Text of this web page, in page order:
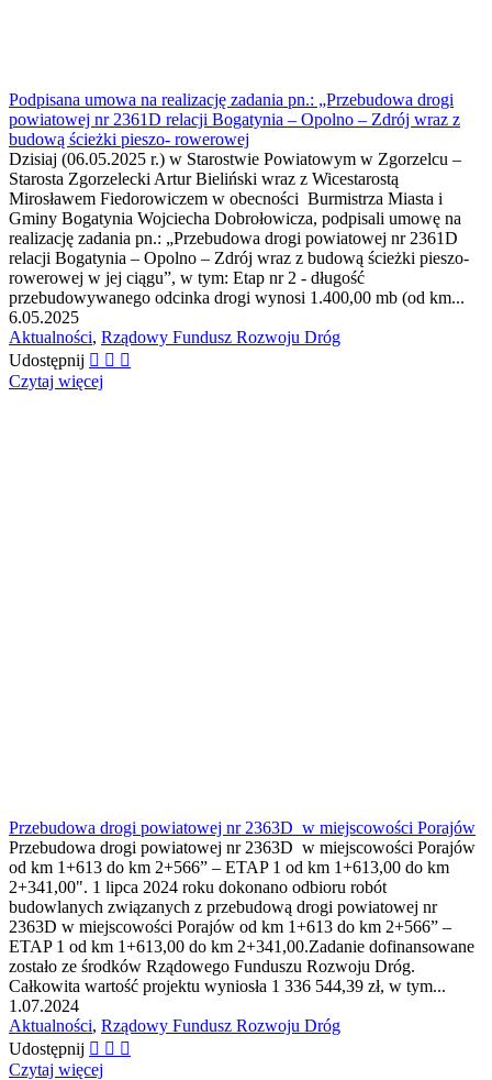
Podpisana umowa na realizację zadania pn.: „Przebudowa drogi
powiatowej nr 2361D relacji Bogatynia – Opolno – Zdrój wraz z
budową ścieżki pieszo- rowerowej
Dzisiaj (06.05.2025 r.) w Starostwie Powiatowym w Zgorzelcu –
Starosta Zgorzelecki Artur Bieliński wraz z Wicestarostą
Mirosławem Fiedorowiczem w obecności Burmistrza Miasta i
Gminy Bogatynia Wojciecha Dobrołowicza, podpisali umowę na
realizację zadania pn.: „Przebudowa drogi powiatowej nr 2361D
relacji Bogatynia – Opolno – Zdrój wraz z budową ścieżki pieszo-
rowerowej w jej ciągu”, w tym: Etap nr 2 - długość
przebudowywanego odcinka drogi wynosi 1.400,00 mb (od km...
6.05.2025
Aktualności, Rządowy Fundusz Rozwoju Dróg
Udostępnij
Czytaj więcej
Przebudowa drogi powiatowej nr 2363D w miejscowości Porajów
Przebudowa drogi powiatowej nr 2363D w miejscowości Porajów
od km 1+613 do km 2+566” – ETAP 1 od km 1+613,00 do km
2+341,00". 1 lipca 2024 roku dokonano odbioru robót
budowlanych związanych z przebudową drogi powiatowej nr
2363D w miejscowości Porajów od km 1+613 do km 2+566” –
ETAP 1 od km 1+613,00 do km 2+341,00.Zadanie dofinansowane
zostało ze środków Rządowego Funduszu Rozwoju Dróg.
Całkowita wartość projektu wyniosła 1 336 544,39 zł, w tym...
1.07.2024
Aktualności, Rządowy Fundusz Rozwoju Dróg
Udostępnij
Czytaj więcej